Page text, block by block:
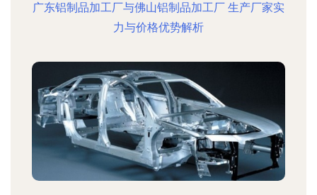
广东铝制品加工厂与佛山铝制品加工厂 生产厂家实
力与价格优势解析